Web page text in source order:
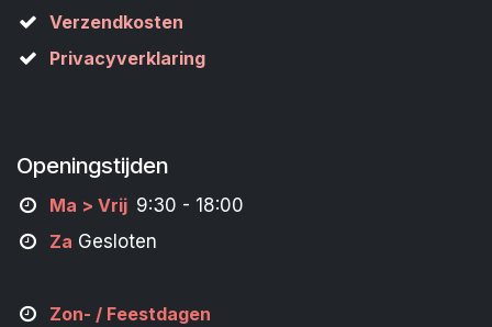
Verzendkosten
Privacyverklaring
Openingstijden
Ma > Vrij 9:30 - 18:00
Za Gesloten
Zon- / Feestdagen